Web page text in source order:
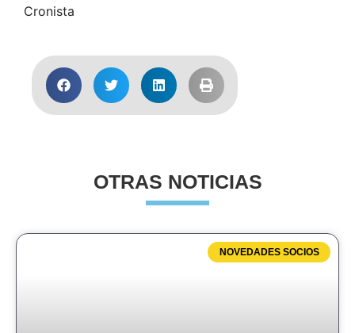
Cronista
OTRAS NOTICIAS
NOVEDADES SOCIOS